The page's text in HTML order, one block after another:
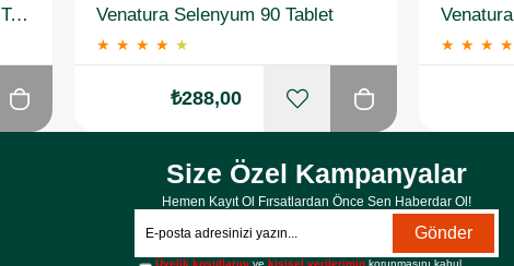
Solgar Selenium 100 mcg 100 Tablet Venatura Selenyum 90 Tablet
★ ★ ★ ★ ★
₺288,00
★ ★ ★ ★
Size Özel Kampanyalar
Hemen Kayıt Ol Fırsatlardan Önce Sen Haberdar Ol!
Gönder
Üyelik koşullarını vekişisel verilerimin korunmasını kabul